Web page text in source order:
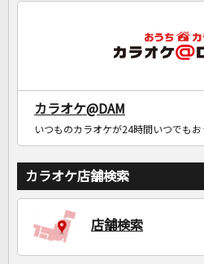
カラオケ@DAM
いつものカラオケが24時間いつでもお
カラオケ店舗検索
店舗検索